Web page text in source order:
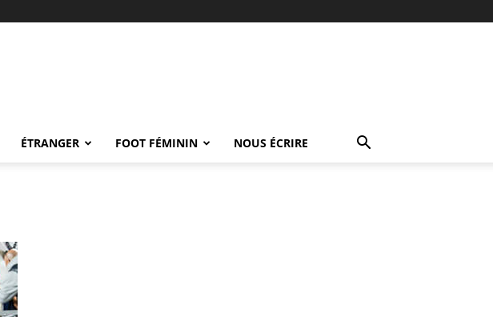
ÉTRANGER FOOT FÉMININ NOUS ÉCRIRE